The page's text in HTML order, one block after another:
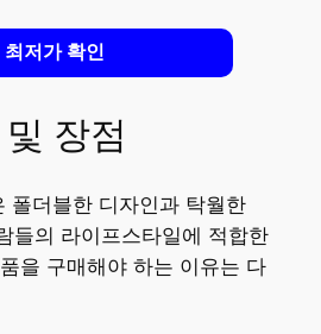
최저가 확인
장점
폴더블한 디자인과 탁월한
들의 라이프스타일에 적합한
을 구매해야 하는 이유는 다